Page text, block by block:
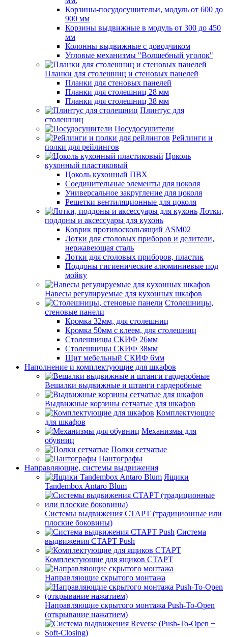
Корзины-посудосушительи, модуль от 600 до
900 мм
Корзины выдвижные в модуль от 300 до 450
мм
Колонны выдвижные с доводчиком
Угловые механизмы "Волшебный уголок"
Планки для столешниц и стеновых панелей
Планки для стеновых панелей
Планки для столешниц 28 мм
Планки для столешниц 38 мм
Плинтус для
столешниц
Посудосушители
Рейлинги и
полки для рейлингов
Цоколь
кухонный пластиковый
Цоколь кухонный ПВХ
Соединительные элементы для цоколя
Универсальное закругление для цоколя
Решетки вентиляционные для цоколя
Лотки,
поддоны и аксессуары для кухонь
Коврик противоскользящий ASM02
Лотки для столовых приборов и делители,
нержавеющая сталь
Лотки для столовых приборов, пластик
Поддоны гигиенические алюминиевые под
мойку
Навесы регулируемые для кухонных шкафов
Столешницы,
стеновые панели
Кромка 32мм, для столешниц
Кромка 50мм с клеем, для столешниц
Столешницы СКИФ 26мм
Столешницы СКИФ 38мм
Щит мебельный СКИФ 6мм
Наполнение и комплектующие для шкафов
Вешалки выдвижные и штанги гардеробные
Выдвижные корзины сетчатые для шкафов
Комплектующие
для шкафов
Механизмы для
обувниц
Полки сетчатые
Пантографы
Направляющие, системы выдвижения
Ящики
Tandembox Antaro Blum
Системы выдвижения СТАРТ (традиционные или
плоские боковины)
Система
выдвижения СТАРТ Push
Комплектующие для ящиков СТАРТ
Направляющие скрытого монтажа
Направляющие скрытого монтажа Push-To-Open
(открывание нажатием)